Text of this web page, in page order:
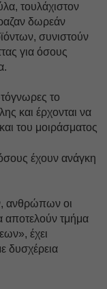
τουλάχιστον
δωρεάν
συνιστούν
για όσους
το
και έρχονται να
και του μοιράσματος
έχουν ανάγκη
ανθρώπων οι
τμήμα
έχει
δυσχέρεια